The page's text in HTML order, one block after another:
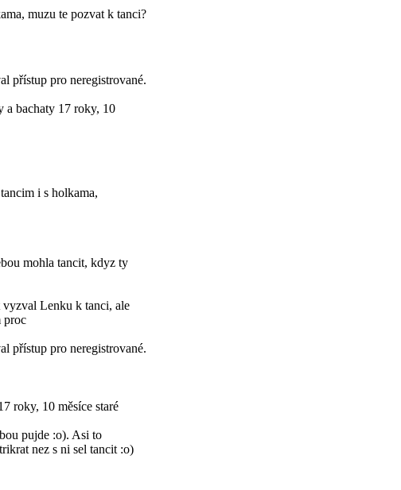
muzu te pozvat k tanci?
přístup pro neregistrované.
a bachaty 17 roky, 10
i s holkama,
mohla tancit, kdyz ty
vyzval Lenku k tanci, ale
proc
přístup pro neregistrované.
roky, 10 měsíce staré
pujde :o). Asi to
nez s ni sel tancit :o)